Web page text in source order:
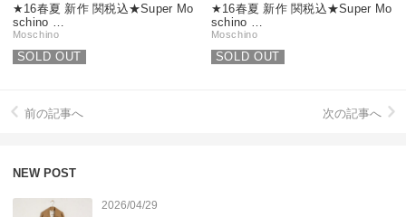
★16春夏 新作 関税込★Super Mo
schino …
Moschino
SOLD OUT
★16春夏 新作 関税込★Super Mo
schino …
Moschino
SOLD OUT
前の記事へ 次の記事へ
NEW POST
2026/04/29